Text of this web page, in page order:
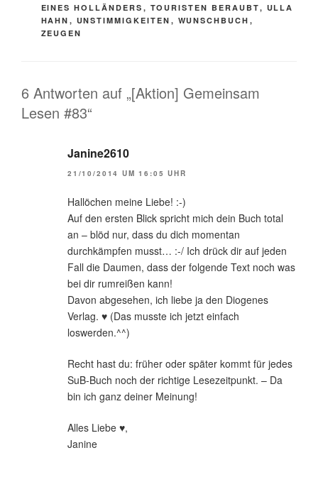
EINES HOLLÄNDERS , TOURISTEN BERAUBT, ULLA
HAHN , UNSTIMMIGKEITEN , WUNSCHBUCH ,
ZEUGEN
6 Antworten auf „[Aktion] Gemeinsam
Lesen #83“
Janine2610
21/10/2014 UM 16:05 UHR
Hallöchen meine Liebe! :-)
Auf den ersten Blick spricht mich dein Buch total
an – blöd nur, dass du dich momentan
durchkämpfen musst… :-/ Ich drück dir auf jeden
Fall die Daumen, dass der folgende Text noch was
bei dir rumreißen kann!
Davon abgesehen, ich liebe ja den Diogenes
Verlag. ♥ (Das musste ich jetzt einfach
loswerden.^^)
Recht hast du: früher oder später kommt für jedes
SuB-Buch noch der richtige Lesezeitpunkt. – Da
bin ich ganz deiner Meinung!
Alles Liebe ♥,
Janine